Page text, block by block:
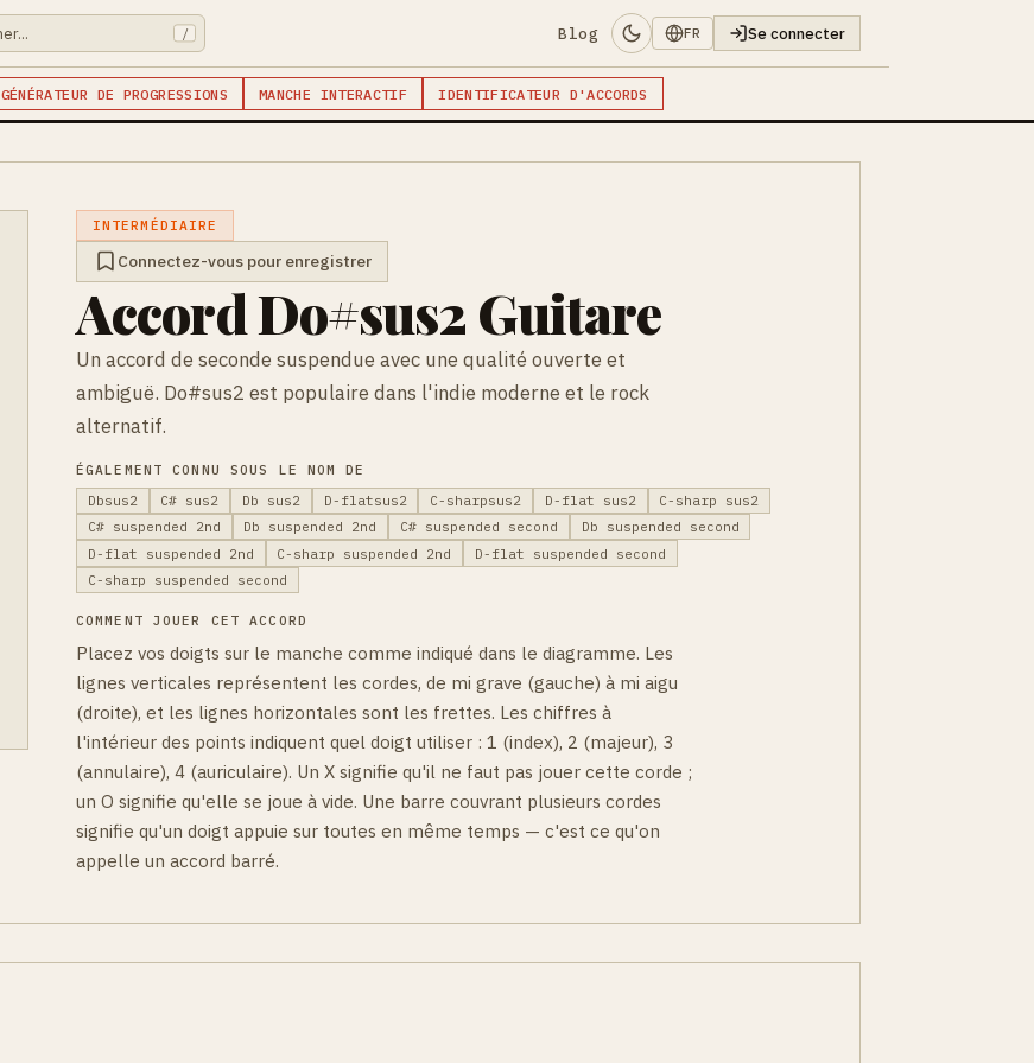
/ Blog FR Se connecter
GÉNÉRATEUR DE PROGRESSIONS MANCHE INTERACTIF IDENTIFICATEUR D'ACCORDS
INTERMÉDIAIRE
Connectez-vous pour enregistrer
Accord Do#sus2 Guitare
Un accord de seconde suspendue avec une qualité ouverte et
ambiguë. Do#sus2 est populaire dans l'indie moderne et le rock
alternatif.
ÉGALEMENT CONNU SOUS LE NOM DE
Dbsus2
C# sus2 Db sus2 D-flatsus2 C-sharpsus2 D-flat sus2
C-sharp sus2
C# suspended 2nd
Db suspended 2nd C# suspended second
Db suspended second
D-flat suspended 2nd
C-sharp suspended 2nd
D-flat suspended second
C-sharp suspended second
COMMENT JOUER CET ACCORD
Placez vos doigts sur le manche comme indiqué dans le diagramme. Les
lignes verticales représentent les cordes, de mi grave (gauche) à mi aigu
(droite), et les lignes horizontales sont les frettes. Les chiffres à
l'intérieur des points indiquent quel doigt utiliser : 1 (index), 2 (majeur), 3
(annulaire), 4 (auriculaire). Un X signifie qu'il ne faut pas jouer cette corde ;
un O signifie qu'elle se joue à vide. Une barre couvrant plusieurs cordes
signifie qu'un doigt appuie sur toutes en même temps — c'est ce qu'on
appelle un accord barré.